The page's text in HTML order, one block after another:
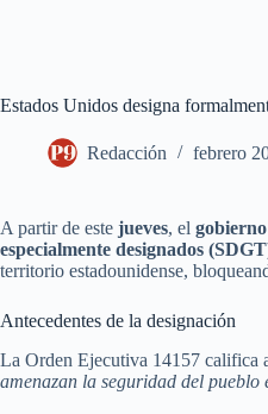
Estados Unidos designa
Redacción febrero
A partir de este jueves, el
especialmente designados
territorio estadounidense,
Antecedentes de la designación
La Orden Ejecutiva 14157 califica
amenazan la seguridad del